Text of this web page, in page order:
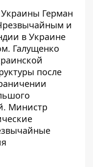
Герман
и
в Украине
Галущенко
после
Министр